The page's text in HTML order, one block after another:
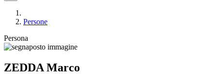
Persone
Persona
ZEDDA Marco